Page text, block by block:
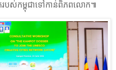
របស់កម្ពុជាទៅ​កាន់​ពិភព​លោក​៕